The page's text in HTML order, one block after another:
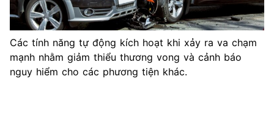
Các tính năng tự động kích hoạt khi xảy ra va chạm
mạnh nhằm giảm thiểu thương vong và cảnh báo
nguy hiểm cho các phương tiện khác.